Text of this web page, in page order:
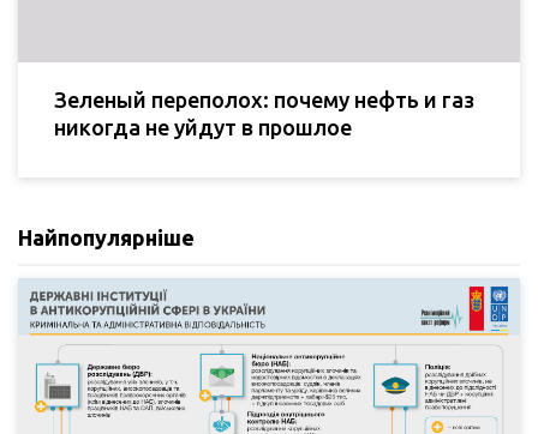
Зеленый переполох: почему нефть и газ
никогда не уйдут в прошлое
Найпопулярніше